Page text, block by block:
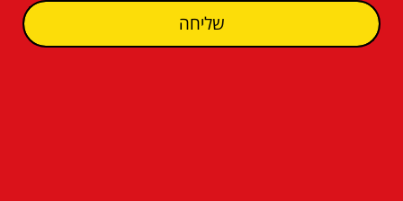
שליחה